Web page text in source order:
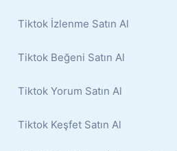
Tiktok İzlenme Satın Al
Tiktok Beğeni Satın Al
Tiktok Yorum Satın Al
Tiktok Keşfet Satın Al